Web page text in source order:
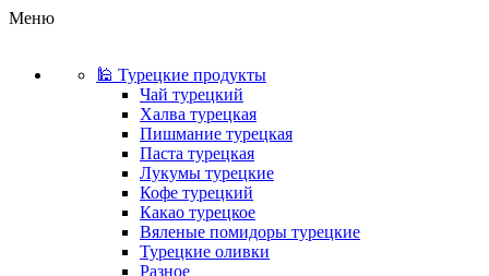
Меню
🕌 Турецкие продукты
Чай турецкий
Халва турецкая
Пишмание турецкая
Паста турецкая
Лукумы турецкие
Кофе турецкий
Какао турецкое
Вяленые помидоры турецкие
Турецкие оливки
Разное